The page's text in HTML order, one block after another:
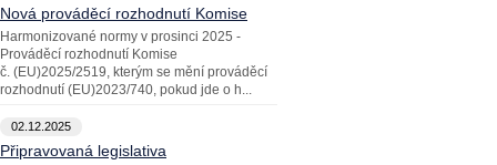
Nová prováděcí rozhodnutí Komise
Harmonizované normy v prosinci 2025 -
Prováděcí rozhodnutí Komise
č. (EU)2025/2519, kterým se mění prováděcí
rozhodnutí (EU)2023/740, pokud jde o h...
02.12.2025
Připravovaná legislativa